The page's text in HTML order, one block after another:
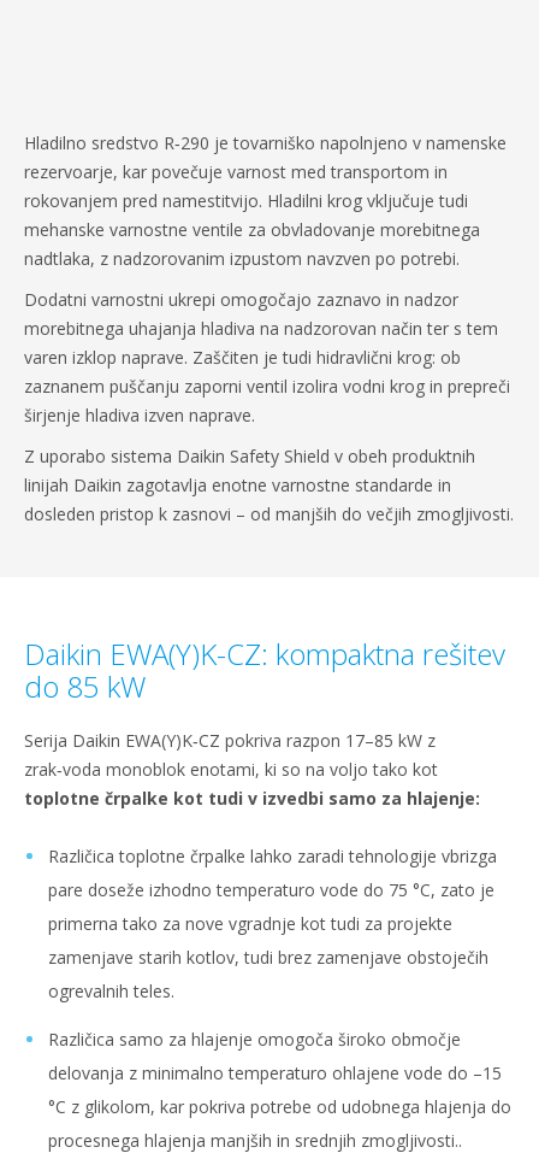
Hladilno sredstvo R‑290 je tovarniško napolnjeno v namenske
rezervoarje, kar povečuje varnost med transportom in
rokovanjem pred namestitvijo. Hladilni krog vključuje tudi
mehanske varnostne ventile za obvladovanje morebitnega
nadtlaka, z nadzorovanim izpustom navzven po potrebi.
Dodatni varnostni ukrepi omogočajo zaznavo in nadzor
morebitnega uhajanja hladiva na nadzorovan način ter s tem
varen izklop naprave. Zaščiten je tudi hidravlični krog: ob
zaznanem puščanju zaporni ventil izolira vodni krog in prepreči
širjenje hladiva izven naprave.
Z uporabo sistema Daikin Safety Shield v obeh produktnih
linijah Daikin zagotavlja enotne varnostne standarde in
dosleden pristop k zasnovi – od manjših do večjih zmogljivosti.
Daikin EWA(Y)K-CZ: kompaktna rešitev
do 85 kW
Serija Daikin EWA(Y)K‑CZ pokriva razpon 17–85 kW z
zrak‑voda monoblok enotami, ki so na voljo tako kot
toplotne črpalke kot tudi v izvedbi samo za hlajenje:
Različica toplotne črpalke lahko zaradi tehnologije vbrizga
pare doseže izhodno temperaturo vode do 75 °C, zato je
primerna tako za nove vgradnje kot tudi za projekte
zamenjave starih kotlov, tudi brez zamenjave obstoječih
ogrevalnih teles.
Različica samo za hlajenje omogoča široko območje
delovanja z minimalno temperaturo ohlajene vode do –15
°C z glikolom, kar pokriva potrebe od udobnega hlajenja do
procesnega hlajenja manjših in srednjih zmogljivosti..